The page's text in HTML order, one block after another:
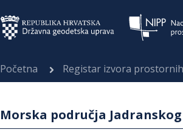
Početna Registar izvora
Morska područja